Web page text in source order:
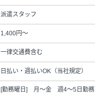
派遣スタッフ
1,400円～
一律交通費含む
日払い・週払いOK（当社規定）
[勤務曜日] 月～金 週4～5日勤務